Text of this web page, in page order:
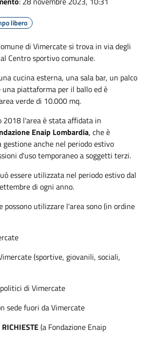
libero
di Vimercate si trova in via degli
Centro sportivo comunale.
cucina esterna, una sala bar, un palco
piattaforma per il ballo ed è
verde di 10.000 mq.
2018 l'area è stata affidata in
Enaip Lombardia, che è
gestione anche nel periodo estivo
d'uso temporaneo a soggetti terzi.
essere utilizzata nel periodo estivo dal
di ogni anno.
possono utilizzare l'area sono (in ordine
(sportive, giovanili, sociali,
di Vimercate
sede fuori da Vimercate
(a Fondazione Enaip